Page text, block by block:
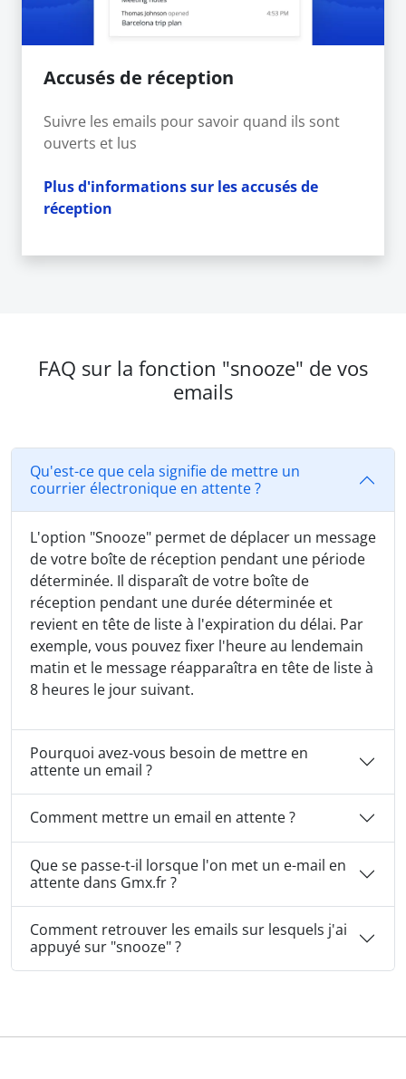
Accusés de réception
Suivre les emails pour savoir quand ils sont
ouverts et lus
Plus d'informations sur les accusés de
réception
FAQ sur la fonction "snooze" de vos
emails
Qu'est-ce que cela signifie de mettre un
courrier électronique en attente ?
L'option "Snooze" permet de déplacer un message
de votre boîte de réception pendant une période
déterminée. Il disparaît de votre boîte de
réception pendant une durée déterminée et
revient en tête de liste à l'expiration du délai. Par
exemple, vous pouvez fixer l'heure au lendemain
matin et le message réapparaîtra en tête de liste à
8 heures le jour suivant.
Pourquoi avez-vous besoin de mettre en
attente un email ?
Comment mettre un email en attente ?
Que se passe-t-il lorsque l'on met un e-mail en
attente dans Gmx.fr ?
Comment retrouver les emails sur lesquels j'ai
appuyé sur "snooze" ?